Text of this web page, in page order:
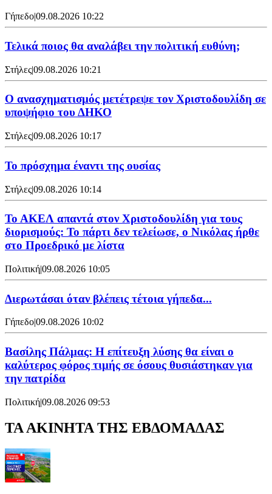
Γήπεδο|09.08.2026 10:22
Τελικά ποιος θα αναλάβει την πολιτική ευθύνη;
Στήλες|09.08.2026 10:21
Ο ανασχηματισμός μετέτρεψε τον Χριστοδουλίδη σε
υποψήφιο του ΔΗΚΟ
Στήλες|09.08.2026 10:17
Το πρόσχημα έναντι της ουσίας
Στήλες|09.08.2026 10:14
Το ΑΚΕΛ απαντά στον Χριστοδουλίδη για τους
διορισμούς: Το πάρτι δεν τελείωσε, ο Νικόλας ήρθε
στο Προεδρικό με λίστα
Πολιτική|09.08.2026 10:05
Διερωτάσαι όταν βλέπεις τέτοια γήπεδα...
Γήπεδο|09.08.2026 10:02
Βασίλης Πάλμας: Η επίτευξη λύσης θα είναι ο
καλύτερος φόρος τιμής σε όσους θυσιάστηκαν για
την πατρίδα
Πολιτική|09.08.2026 09:53
ΤΑ ΑΚΙΝΗΤΑ ΤΗΣ ΕΒΔΟΜΑΔΑΣ